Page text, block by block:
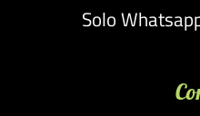
Solo